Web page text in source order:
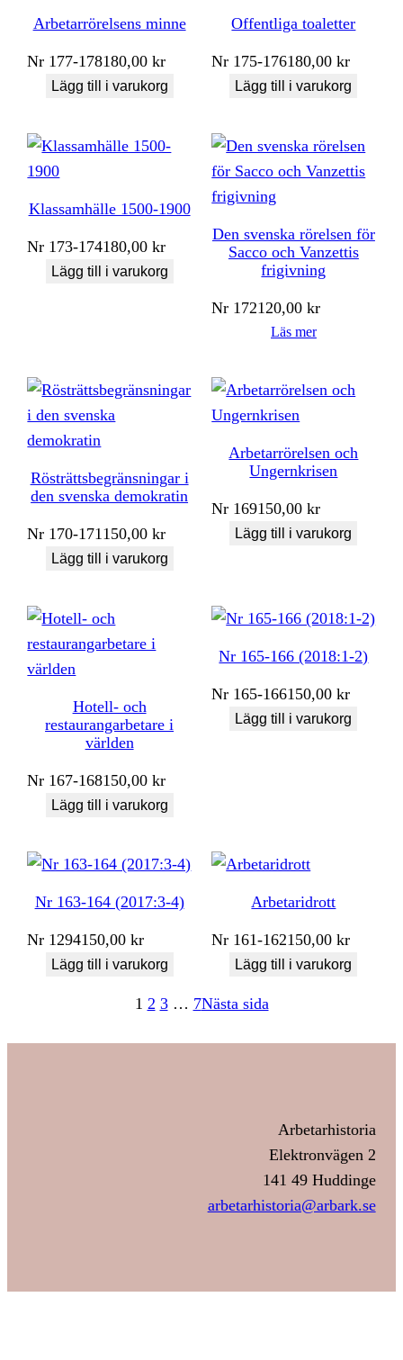
Arbetarrörelsens minne
Nr 177-178180,00kr
Lägg till i varukorg
Offentliga toaletter
Nr 175-176180,00kr
Lägg till i varukorg
Klassamhälle 1500-1900
Nr 173-174180,00kr
Lägg till i varukorg
Den svenska rörelsen för
Sacco och Vanzettis
frigivning
Nr 172120,00kr
Läs mer
Rösträttsbegränsningar i
den svenska demokratin
Nr 170-171150,00kr
Lägg till i varukorg
Arbetarrörelsen och
Ungernkrisen
Nr 169150,00kr
Lägg till i varukorg
Hotell- och
restaurangarbetare i
världen
Nr 167-168150,00kr
Lägg till i varukorg
Nr 165-166 (2018:1-2)
Nr 165-166150,00kr
Lägg till i varukorg
Nr 163-164 (2017:3-4)
Nr 1294150,00kr
Lägg till i varukorg
Arbetaridrott
Nr 161-162150,00kr
Lägg till i varukorg
1 2 3 … 7Nästa sida
Arbetarhistoria
Elektronvägen 2
141 49 Huddinge
arbetarhistoria@arbark.se